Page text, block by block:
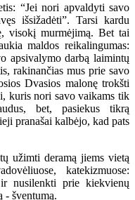
“Jei nori apvaldyti savo
išsižadėti”. Tarsi kardu
visokį murmėjimą. Bet tai
maldos reikalingumas:
apsivalymo darbą laimintų
rakinančias mus prie savo
Dvasios malonę trokšti
kuris nori savo vaikams tik
bet, pasiekus tikrą
pranašai kalbėjo, kad pats
deramą jiems vietą
katekizmuose:
nusilenkti prie kiekvienų
- šventumą.